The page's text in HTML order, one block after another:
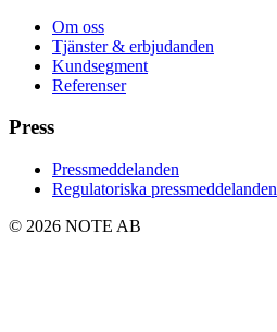
Om oss
Tjänster & erbjudanden
Kundsegment
Referenser
Press
Pressmeddelanden
Regulatoriska pressmeddelanden
© 2026 NOTE AB